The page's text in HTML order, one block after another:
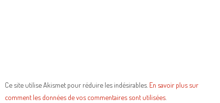
Ce site utilise Akismet pour réduire les indésirables. En savoir plus sur
comment les données de vos commentaires sont utilisées